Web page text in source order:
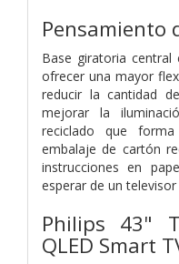
Pensamiento
Base giratoria central
ofrecer una mayor
reducir la cantidad
mejorar la
reciclado que
embalaje de cartón
instrucciones en
esperar de un
Philips 43"
QLED Smart